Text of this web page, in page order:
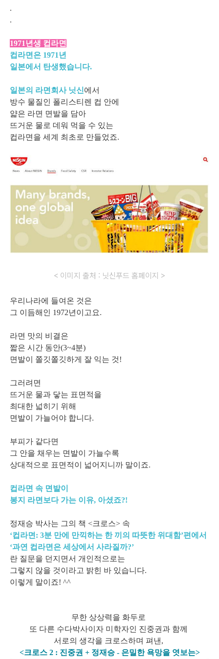
.
.
1971년생 컵라면
컵라면은 1971년
일본에서 탄생했습니다.
일본의 라면회사 닛신에서
방수 물질인 폴리스티렌 컵 안에
얇은 라면 면발을 담아
뜨거운 물로 데워 먹을 수 있는
컵라면을 세계 최초로 만들었죠.
< 이미지 출처 : 닛신푸드 홈페이지 >
우리나라에 들여온 것은
그 이듬해인 1972년이고요.
라면 맛의 비결은
짧은 시간 동안(3~4분)
면발이 쫄깃쫄깃하게 잘 익는 것!
그러려면
뜨거운 물과 닿는 표면적을
최대한 넓히기 위해
면발이 가늘어야 합니다.
부피가 같다면
그 안을 채우는 면발이 가늘수록
상대적으로 표면적이 넓어지니까 말이죠.
컵라면 속 면발이
봉지 라면보다 가는 이유, 아셨죠?!
정재승 박사는 그의 책 <크로스> 속
‘컵라면: 3분 만에 만끽하는 한 끼의 따뜻한 위대함’편에서
‘과연 컵라면은 세상에서 사라질까?’
란 질문을 던지면서 개인적으로는
그렇지 않을 것이라고 밝힌 바 있습니다.
이렇게 말이죠! ^^
무한 상상력을 화두로
또 다른 수다박사이자 미학자인 진중권과 함께
서로의 생각을 크로스하며 펴낸,
<크로스 2 : 진중권 + 정재승 - 은밀한 욕망을 엿보는>